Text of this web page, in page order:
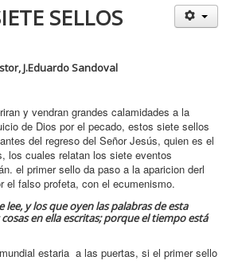
SELLOS
J.Eduardo Sandoval
y vendran grandes calamidades a la
de Dios por el pecado, estos siete sellos
del regreso del Señor Jesús, quien es el
los cuales relatan los siete eventos
el primer sello da paso a la aparicion derl
el falso profeta, con el ecumenismo.
lee, y los que oyen las palabras de esta
en ella escritas; porque el tiempo está
estaria a las puertas, si el primer sello